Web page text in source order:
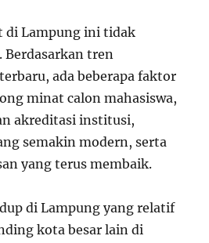
di Lampung ini tidak
Berdasarkan tren
ada beberapa faktor
minat calon mahasiswa,
akreditasi institusi,
semakin modern, serta
yang terus membaik.
di Lampung yang relatif
kota besar lain di